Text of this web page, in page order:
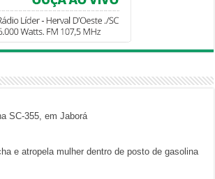
SC-355, em Jaborá
e atropela mulher dentro de posto de gasolina